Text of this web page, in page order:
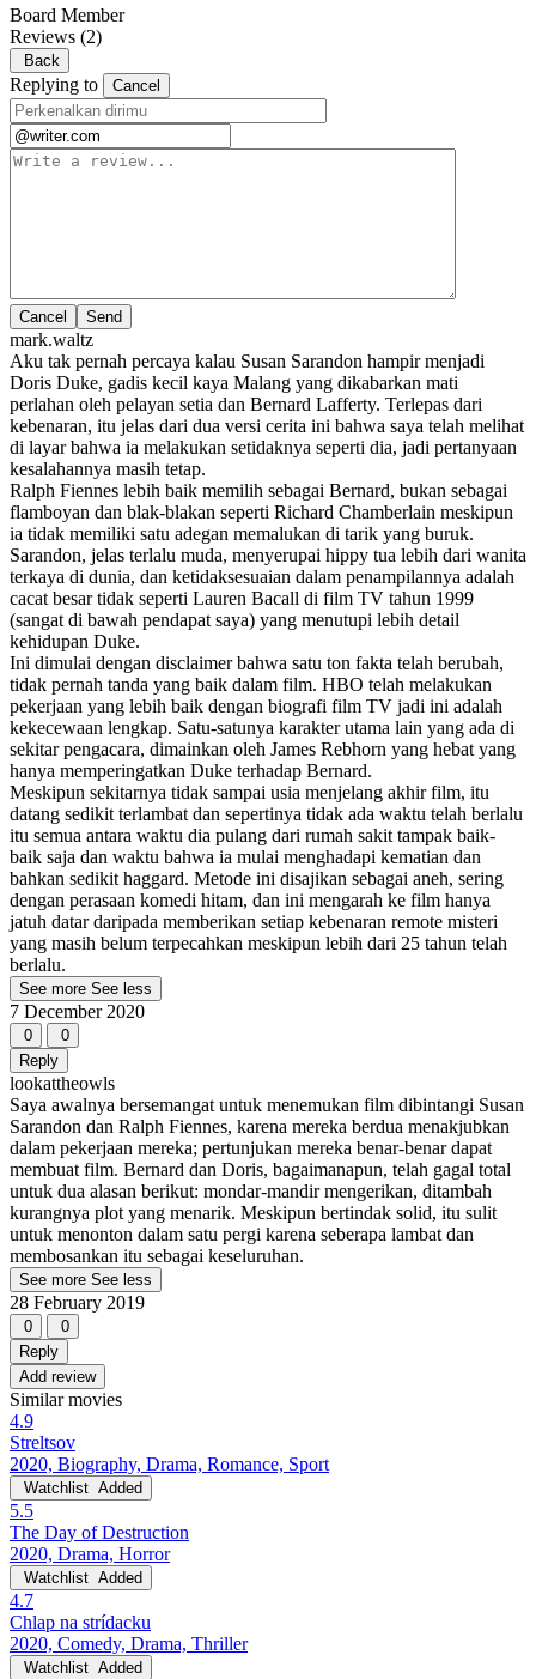
Board Member
Reviews (2)
Back
Replying to Cancel
Cancel
mark.waltz
Aku tak pernah percaya kalau Susan Sarandon hampir menjadi
Doris Duke, gadis kecil kaya Malang yang dikabarkan mati
perlahan oleh pelayan setia dan Bernard Lafferty. Terlepas dari
kebenaran, itu jelas dari dua versi cerita ini bahwa saya telah melihat
di layar bahwa ia melakukan setidaknya seperti dia, jadi pertanyaan
kesalahannya masih tetap.
Ralph Fiennes lebih baik memilih sebagai Bernard, bukan sebagai
flamboyan dan blak-blakan seperti Richard Chamberlain meskipun
ia tidak memiliki satu adegan memalukan di tarik yang buruk.
Sarandon, jelas terlalu muda, menyerupai hippy tua lebih dari wanita
terkaya di dunia, dan ketidaksesuaian dalam penampilannya adalah
cacat besar tidak seperti Lauren Bacall di film TV tahun 1999
(sangat di bawah pendapat saya) yang menutupi lebih detail
kehidupan Duke.
Ini dimulai dengan disclaimer bahwa satu ton fakta telah berubah,
tidak pernah tanda yang baik dalam film. HBO telah melakukan
pekerjaan yang lebih baik dengan biografi film TV jadi ini adalah
kekecewaan lengkap. Satu-satunya karakter utama lain yang ada di
sekitar pengacara, dimainkan oleh James Rebhorn yang hebat yang
hanya memperingatkan Duke terhadap Bernard.
Meskipun sekitarnya tidak sampai usia menjelang akhir film, itu
datang sedikit terlambat dan sepertinya tidak ada waktu telah berlalu
itu semua antara waktu dia pulang dari rumah sakit tampak baik-
baik saja dan waktu bahwa ia mulai menghadapi kematian dan
bahkan sedikit haggard. Metode ini disajikan sebagai aneh, sering
dengan perasaan komedi hitam, dan ini mengarah ke film hanya
jatuh datar daripada memberikan setiap kebenaran remote misteri
yang masih belum terpecahkan meskipun lebih dari 25 tahun telah
berlalu.
See more See less
7 December 2020
0
0
Reply
lookattheowls
Saya awalnya bersemangat untuk menemukan film dibintangi Susan
Sarandon dan Ralph Fiennes, karena mereka berdua menakjubkan
dalam pekerjaan mereka; pertunjukan mereka benar-benar dapat
membuat film. Bernard dan Doris, bagaimanapun, telah gagal total
untuk dua alasan berikut: mondar-mandir mengerikan, ditambah
kurangnya plot yang menarik. Meskipun bertindak solid, itu sulit
untuk menonton dalam satu pergi karena seberapa lambat dan
membosankan itu sebagai keseluruhan.
See more See less
28 February 2019
0
0
Reply
Add review
Similar movies
4.9
Streltsov
2020, Biography, Drama, Romance, Sport
Watchlist Added
5.5
The Day of Destruction
2020, Drama, Horror
Watchlist Added
4.7
Chlap na strídacku
2020, Comedy, Drama, Thriller
Watchlist Added